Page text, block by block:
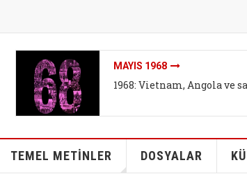
İKLIMI DEĞIL SISTEMI
İklim mitleri I - Bireysel
TEMEL METİNLER DOSYALAR